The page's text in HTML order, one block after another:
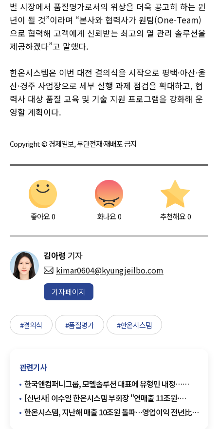
벌 시장에서 품질명가로서의 위상을 더욱 공고히 하는 원
년이 될 것”이라며 “본사와 협력사가 원팀(One-Team)
으로 협력해 고객에게 신뢰받는 최고의 열 관리 솔루션을
제공하겠다”고 말했다.
한온시스템은 이번 대전 결의식을 시작으로 평택·아산·울
산·경주 사업장으로 세부 실행 과제 점검을 확대하고, 협
력사 대상 품질 교육 및 기술 지원 프로그램을 강화해 운
영할 계획이다.
Copyright © 경제일보, 무단전재·재배포 금지
좋아요0 화나요0 추천해요 0
김아령 기자
kimar0604@kyungjeilbo.com
기자페이지
#결의식 #품질명가 #한온시스템
관련기사
한국앤컴퍼니그룹, 모델솔루션 대표에 유형민 내정…
계열사 첫 40대 CEO
[신년사] 이수일 한온시스템 부회장 "연매출 11조원·
영업이익률 5% 목표"
한온시스템, 지난해 매출 10조원 돌파…영업이익 전년比